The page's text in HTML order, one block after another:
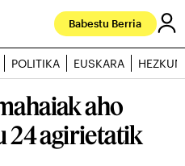
Babestu Berria
POLITIKA EUSKARA
aho
24 agirietatik